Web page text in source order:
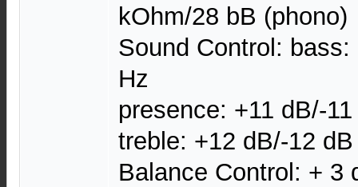
kOhm/28 bB (phono)
Sound Control:
Hz
presence: +11 dB/-
treble: +12 dB/-12
Balance Control: + 3